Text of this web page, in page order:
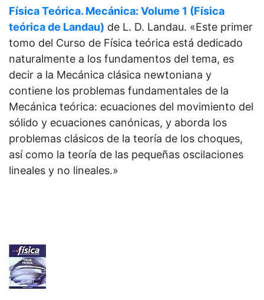
Física Teórica. Mecánica: Volume 1 (Física
teórica de Landau) de L. D. Landau. «Este primer
tomo del Curso de Física teórica está dedicado
naturalmente a los fundamentos del tema, es
decir a la Mecánica clásica newtoniana y
contiene los problemas fundamentales de la
Mecánica teórica: ecuaciones del movimiento del
sólido y ecuaciones canónicas, y aborda los
problemas clásicos de la teoría de los choques,
así como la teoría de las pequeñas oscilaciones
lineales y no lineales.»